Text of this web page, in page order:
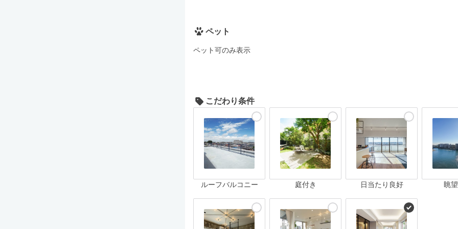
ペット
ペット可のみ表示
こだわり条件
ルーフバルコニー 庭付き 日当たり良好 眺